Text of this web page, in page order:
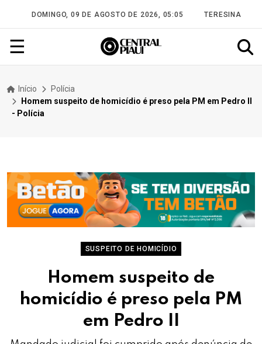
DOMINGO, 09 DE AGOSTO DE 2026, 05:05 TERESINA
☰
Início
Polícia
Homem suspeito de homicídio é preso pela PM em Pedro II
- Polícia
SUSPEITO DE HOMICÍDIO
Homem suspeito de
homicídio é preso pela PM
em Pedro II